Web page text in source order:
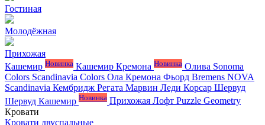
Гостиная
Молодёжная
Прихожая
Кашемир Новинка Кашемир Кремона Новинка Олива Sonoma
Colors Scandinavia Colors Ола Кремона Фьорд Bremens NOVA
Scandinavia Кембридж Регата Марвин Леди Корсар Шервуд
Шервуд Кашемир Новинка Прихожая Лофт Puzzle Geometry
Кровати
Кровати двуспальные